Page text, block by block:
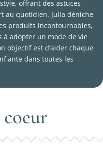
offrant des astuces
au quotidien. Julia déniche
produits incontournables,
adopter un mode de vie
objectif est d’aider chaque
dans toutes les